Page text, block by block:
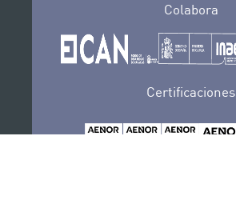
Colabora
Certificaciones